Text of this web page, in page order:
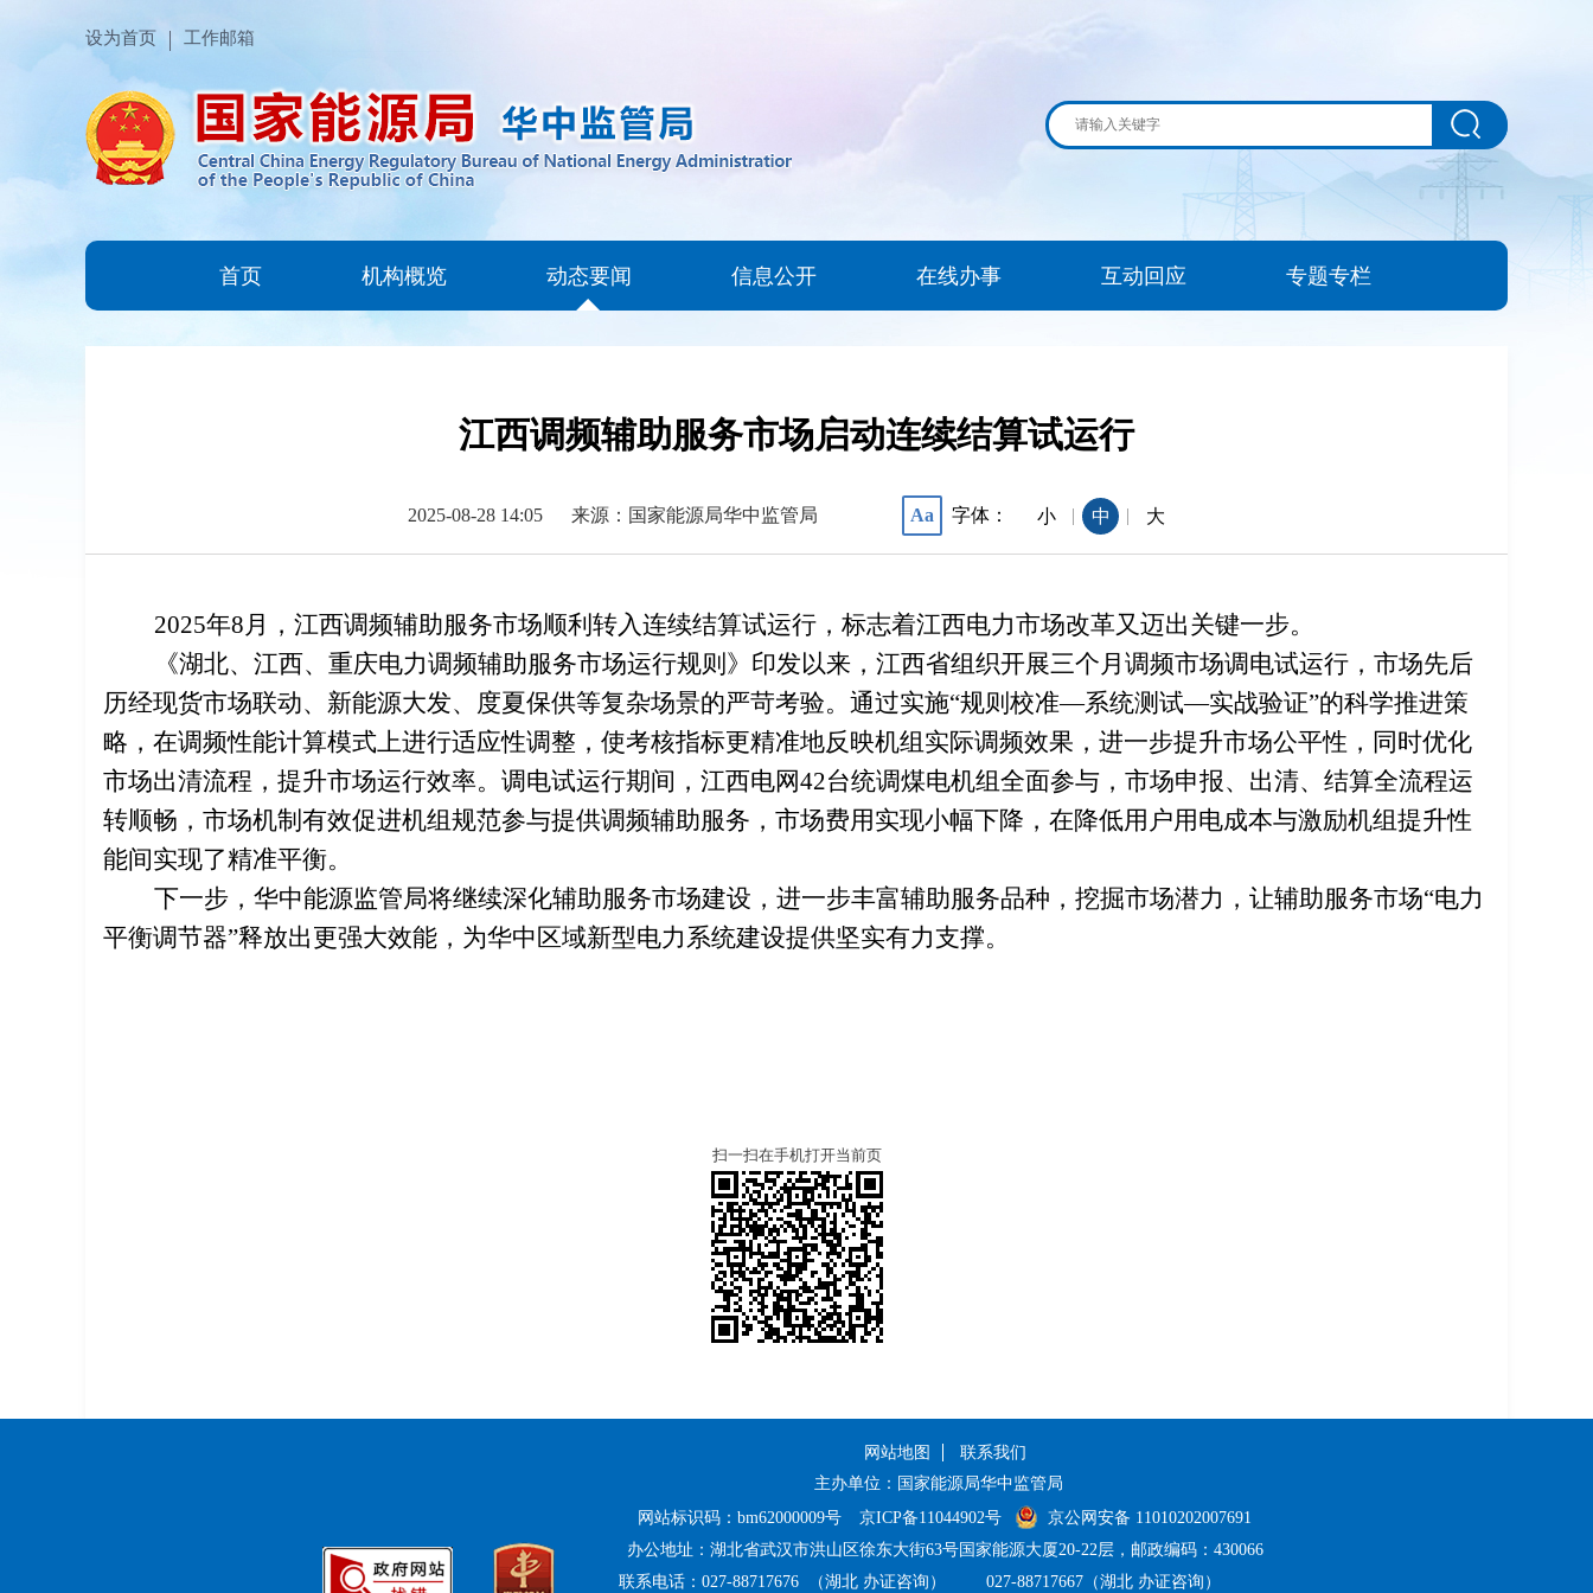
设为首页 工作邮箱
首页 机构概览 动态要闻 信息公开 在线办事 互动回应 专题专栏
江西调频辅助服务市场启动连续结算试运行
2025-08-28 14:05 来源：国家能源局华中监管局 Aa 字体： 小 | 中 | 大
2025年8月，江西调频辅助服务市场顺利转入连续结算试运行，标志着江西电力市场改革又迈出关键一步。
《湖北、江西、重庆电力调频辅助服务市场运行规则》印发以来，江西省组织开展三个月调频市场调电试运行，市场先后
历经现货市场联动、新能源大发、度夏保供等复杂场景的严苛考验。通过实施“规则校准—系统测试—实战验证”的科学推进策
略，在调频性能计算模式上进行适应性调整，使考核指标更精准地反映机组实际调频效果，进一步提升市场公平性，同时优化
市场出清流程，提升市场运行效率。调电试运行期间，江西电网42台统调煤电机组全面参与，市场申报、出清、结算全流程运
转顺畅，市场机制有效促进机组规范参与提供调频辅助服务，市场费用实现小幅下降，在降低用户用电成本与激励机组提升性
能间实现了精准平衡。
下一步，华中能源监管局将继续深化辅助服务市场建设，进一步丰富辅助服务品种，挖掘市场潜力，让辅助服务市场“电力
平衡调节器”释放出更强大效能，为华中区域新型电力系统建设提供坚实有力支撑。
扫一扫在手机打开当前页
网站地图
联系我们
主办单位：国家能源局华中监管局
网站标识码：bm62000009号
京ICP备11044902号
京公网安备 11010202007691
办公地址：湖北省武汉市洪山区徐东大街63号国家能源大厦20-22层，邮政编码：430066
联系电话： 027-88717676 （湖北 办证咨询） 027-88717667（湖北 办证咨询）